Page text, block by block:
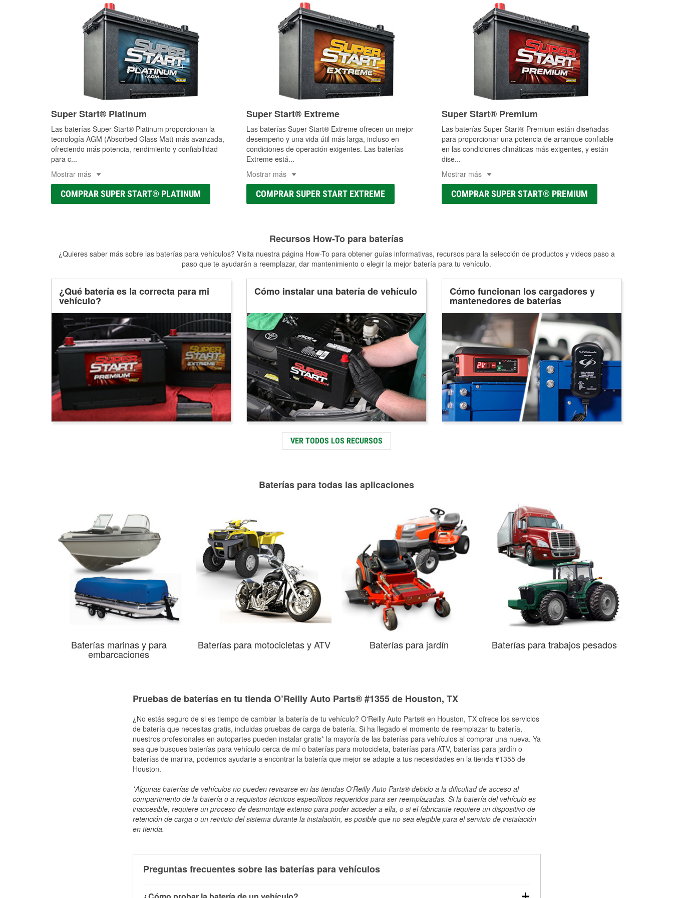
Super Start® Platinum
Las baterías Super Start® Platinum proporcionan la
tecnología AGM (Absorbed Glass Mat) más avanzada,
ofreciendo más potencia, rendimiento y confiabilidad
para c...
Mostrar más
COMPRAR SUPER START® PLATINUM
Super Start® Extreme
Las baterías Super Start® Extreme ofrecen un mejor
desempeño y una vida útil más larga, incluso en
condiciones de operación exigentes. Las baterías
Extreme está...
Mostrar más
COMPRAR SUPER START EXTREME
Super Start® Premium
Las baterías Super Start® Premium están diseñadas
para proporcionar una potencia de arranque confiable
en las condiciones climáticas más exigentes, y están
dise...
Mostrar más
COMPRAR SUPER START® PREMIUM
Recursos How-To para baterías
¿Quieres saber más sobre las baterías para vehículos? Visita nuestra página How-To para obtener guías informativas, recursos para la selección de productos y videos paso a
paso que te ayudarán a reemplazar, dar mantenimiento o elegir la mejor batería para tu vehículo.
¿Qué batería es la correcta para mi
vehículo?
Cómo instalar una batería de vehículo Cómo funcionan los cargadores y
mantenedores de baterías
VER TODOS LOS RECURSOS
Baterías para todas las aplicaciones
Baterías marinas y para
embarcaciones
Baterías para motocicletas y ATV Baterías para jardín Baterías para trabajos pesados
Pruebas de baterías en tu tienda O’Reilly Auto Parts® #1355 de Houston, TX
¿No estás seguro de si es tiempo de cambiar la batería de tu vehículo? O'Reilly Auto Parts® en Houston, TX ofrece los servicios
de batería que necesitas gratis, incluidas pruebas de carga de batería. Si ha llegado el momento de reemplazar tu batería,
nuestros profesionales en autopartes pueden instalar gratis* la mayoría de las baterías para vehículos al comprar una nueva. Ya
sea que busques baterías para vehículo cerca de mí o baterías para motocicleta, baterías para ATV, baterías para jardín o
baterías de marina, podemos ayudarte a encontrar la batería que mejor se adapte a tus necesidades en la tienda #1355 de
Houston.
*Algunas baterías de vehículos no pueden revisarse en las tiendas O'Reilly Auto Parts® debido a la dificultad de acceso al
compartimento de la batería o a requisitos técnicos específicos requeridos para ser reemplazadas. Si la batería del vehículo es
inaccesible, requiere un proceso de desmontaje extenso para poder acceder a ella, o si el fabricante requiere un dispositivo de
retención de carga o un reinicio del sistema durante la instalación, es posible que no sea elegible para el servicio de instalación
en tienda.
Preguntas frecuentes sobre las baterías para vehículos